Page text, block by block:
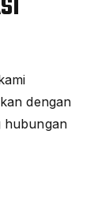
dengan
hubungan